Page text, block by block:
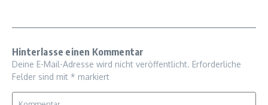
Hinterlasse einen Kommentar
Deine E-Mail-Adresse wird nicht veröffentlicht. Erforderliche
Felder sind mit * markiert